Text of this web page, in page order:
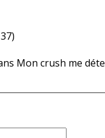
Mon crush me